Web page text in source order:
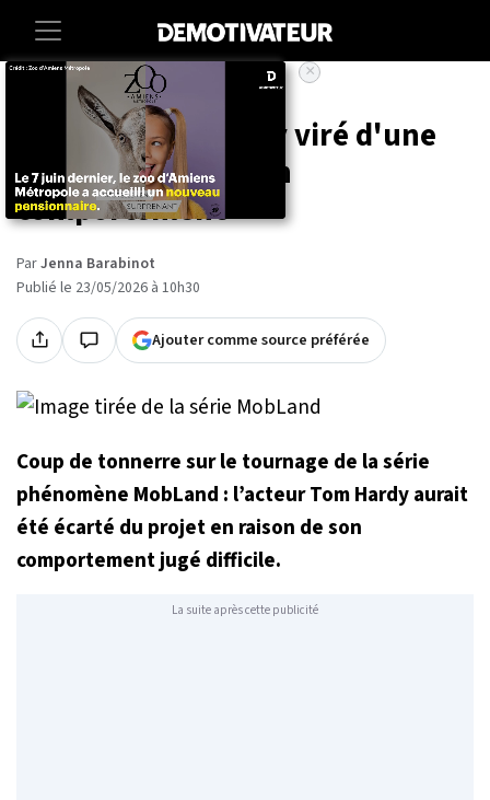
Entertainment
L'acteur Tom Hardy viré d'une
série à cause de son
comportement
ParJenna Barabinot
Publié le 23/05/2026 à 10h30
Ajouter comme source préférée
Coup de tonnerre sur le tournage de la série
phénomène MobLand : l’acteur Tom Hardy aurait
été écarté du projet en raison de son
comportement jugé difficile.
La suite après cette publicité
×